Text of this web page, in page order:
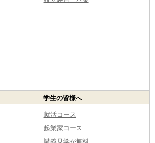
学生の皆様へ
就活コース
起業家コース
講義見学が無料